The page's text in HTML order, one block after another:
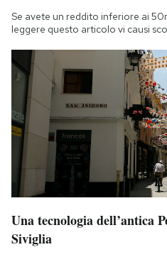
Se avete un reddito inferiore ai
leggere questo articolo vi causi
Una tecnologia dell’antica
Siviglia